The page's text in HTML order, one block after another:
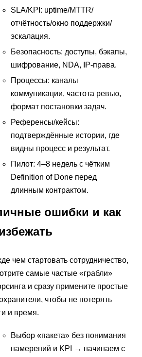
SLA/KPI: uptime/MTTR/
отчётность/окно поддержки/
эскалация.
Безопасность: доступы, бэкапы,
шифрование, NDA, IP-права.
Процессы: каналы
коммуникации, частота ревью,
формат постановки задач.
Референсы/кейсы:
подтверждённые истории, где
видны процесс и результат.
Пилот: 4–8 недель с чётким
Definition of Done перед
длинным контрактом.
ошибки и как
чем стартовать сотрудничество,
самые частые «грабли»
и сразу примените простые
чтобы не потерять
и время.
Выбор «пакета» без понимания
намерений и KPI → начинаем с